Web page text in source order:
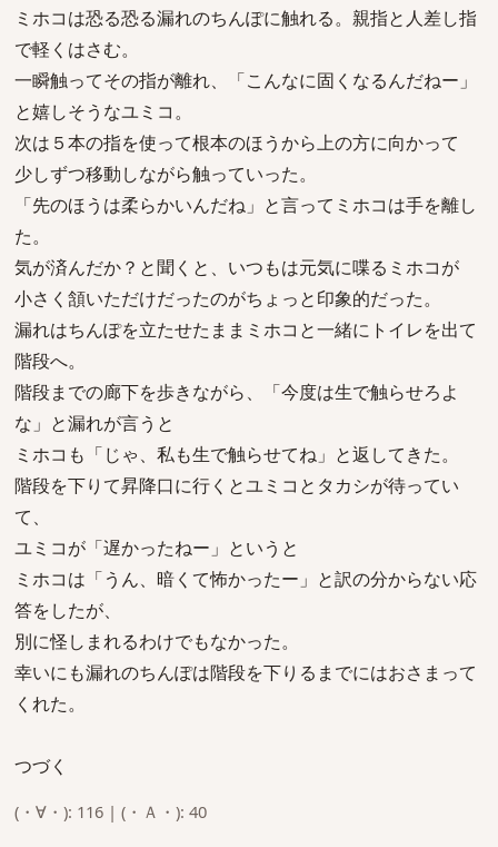
ミホコは恐る恐る漏れのちんぽに触れる。親指と人差し指
で軽くはさむ。
一瞬触ってその指が離れ、「こんなに固くなるんだねー」
と嬉しそうなユミコ。
次は５本の指を使って根本のほうから上の方に向かって
少しずつ移動しながら触っていった。
「先のほうは柔らかいんだね」と言ってミホコは手を離し
た。
気が済んだか？と聞くと、いつもは元気に喋るミホコが
小さく頷いただけだったのがちょっと印象的だった。
漏れはちんぽを立たせたままミホコと一緒にトイレを出て
階段へ。
階段までの廊下を歩きながら、「今度は生で触らせろよ
な」と漏れが言うと
ミホコも「じゃ、私も生で触らせてね」と返してきた。
階段を下りて昇降口に行くとユミコとタカシが待ってい
て、
ユミコが「遅かったねー」というと
ミホコは「うん、暗くて怖かったー」と訳の分からない応
答をしたが、
別に怪しまれるわけでもなかった。
幸いにも漏れのちんぽは階段を下りるまでにはおさまって
くれた。
つづく
(・∀・): 116 | (・Ａ・): 40